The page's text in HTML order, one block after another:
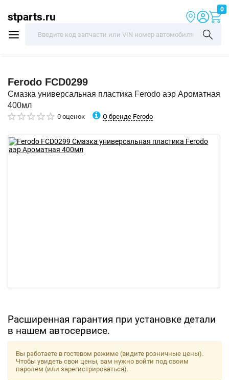
stparts.ru
0
Ferodo FCD0299
Смазка универсальная пластика Ferodo аэр Ароматная
400мл
0 оценок О бренде Ferodo
Расширенная гарантия при установке детали
в нашем автосервисе.
Вы работаете в гостевом режиме (видите розничные цены).
Чтобы увидеть свои цены, вам нужно войти под своим
паролем (или зарегистрироваться).